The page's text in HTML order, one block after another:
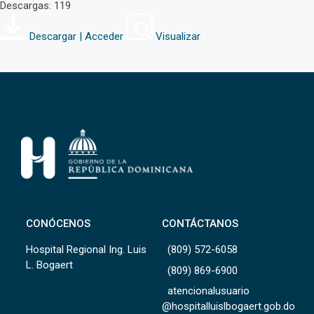
Descargas: 119
Descargar | Acceder Visualizar
CONÓCENOS
Hospital Regional Ing. Luis
L. Bogaert
CONTÁCTANOS
(809) 572-6058
(809) 869-6900
atencionalusuario
@hospitalluislbogaert.gob.do